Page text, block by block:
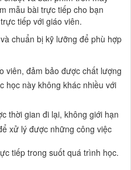
mẫu bài trực tiếp cho bạn
tiếp với giáo viên.
chuẩn bị kỹ lưỡng để phù hợp
viên, đảm bảo được chất lượng
học này không khác nhiều với
thời gian đi lại, không giới hạn
xử lý được những công việc
tiếp trong suốt quá trình học.